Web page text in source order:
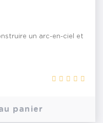
un arc-en-ciel et
panier